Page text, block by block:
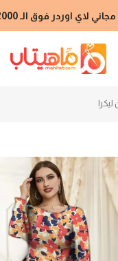
لاي اوردر فوق الـ 2000 جنيه